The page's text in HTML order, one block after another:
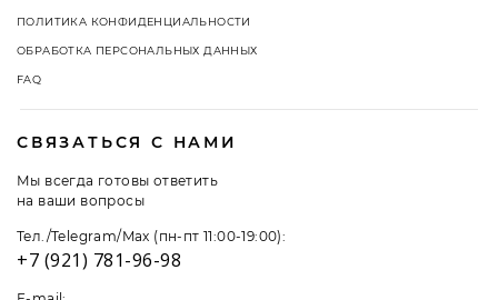
ПОЛИТИКА КОНФИДЕНЦИАЛЬНОСТИ
ОБРАБОТКА ПЕРСОНАЛЬНЫХ ДАННЫХ
FAQ
СВЯЗАТЬСЯ С НАМИ
Мы всегда готовы ответить
на ваши вопросы
Тел./Telegram/Max (пн-пт 11:00-19:00):
+7 (921) 781-96-98